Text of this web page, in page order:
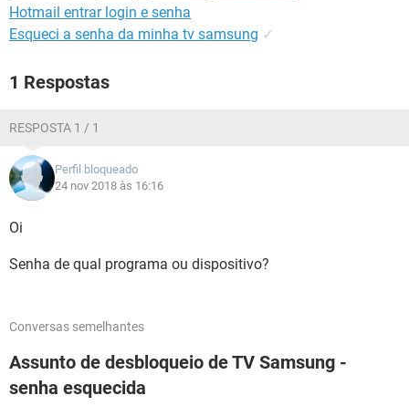
Hotmail entrar login e senha
Esqueci a senha da minha tv samsung ✓
1 Respostas
RESPOSTA 1 / 1
Perfil bloqueado
24 nov 2018 às 16:16
Oi
Senha de qual programa ou dispositivo?
Conversas semelhantes
Assunto de desbloqueio de TV Samsung -
senha esquecida